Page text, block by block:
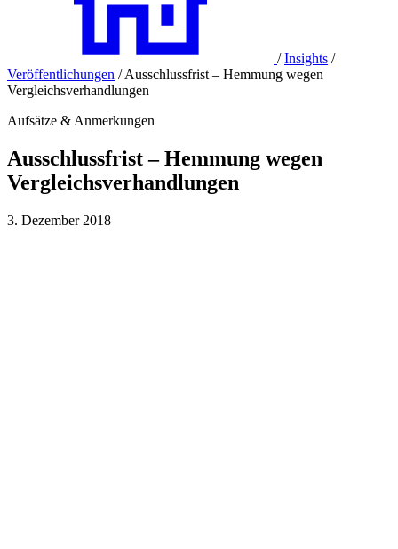
/ Insights /
Veröffentlichungen / Ausschlussfrist – Hemmung wegen
Vergleichsverhandlungen
Aufsätze & Anmerkungen
Ausschlussfrist – Hemmung wegen
Vergleichsverhandlungen
3. Dezember 2018